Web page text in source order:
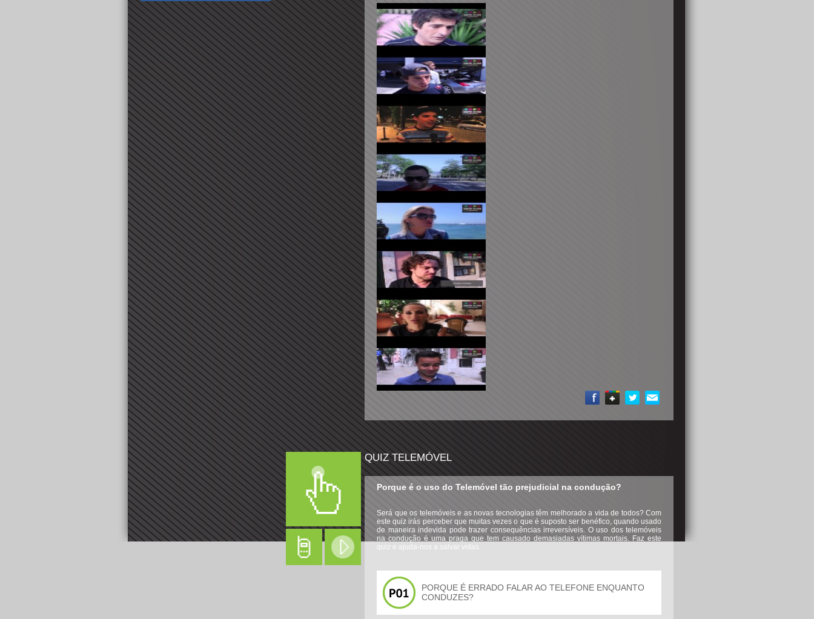
QUIZ TELEMÓVEL
Porque é o uso do Telemóvel tão prejudicial na condução?
Será que os telemóveis e as novas tecnologias têm melhorado a vida de todos? Com
este quiz irás perceber que muitas vezes o que é suposto ser benéfico, quando usado
de maneira indevida pode trazer consequências irreversíveis. O uso dos telemóveis
na condução é uma praga que tem causado demasiadas vítimas mortais. Faz este
quiz e ajuda-nos a salvar vidas.
PORQUE É ERRADO FALAR AO TELEFONE ENQUANTO
CONDUZES?